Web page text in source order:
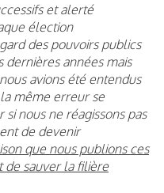
et alerté
élection
des pouvoirs publics
dernières années mais
avions été entendus
même erreur se
nous ne réagissons pas
de devenir
que nous publions ces
de sauver la filière